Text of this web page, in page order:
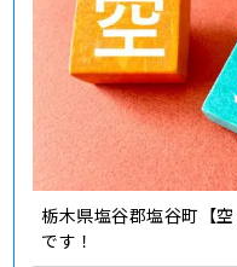
栃木県塩谷郡塩谷町【
です！